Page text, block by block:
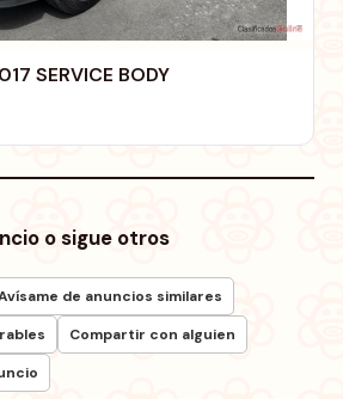
EXPRESS VAN 2017 SERVICE BODY
o sigue otros
de anuncios similares
Compartir con alguien